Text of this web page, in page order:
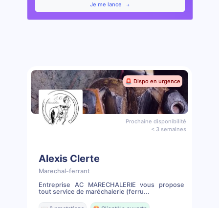
Je me lance
🚨 Dispo en urgence
Prochaine disponibilité
< 3 semaines
Alexis Clerte
Marechal-ferrant
Entreprise AC MARECHALERIE vous propose
tout service de maréchalerie (ferru...